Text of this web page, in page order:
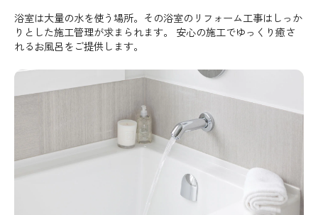
浴室は大量の水を使う場所。その浴室のリフォーム工事はしっか
りとした施工管理が求まられます。 安心の施工でゆっくり癒さ
れるお風呂をご提供します。